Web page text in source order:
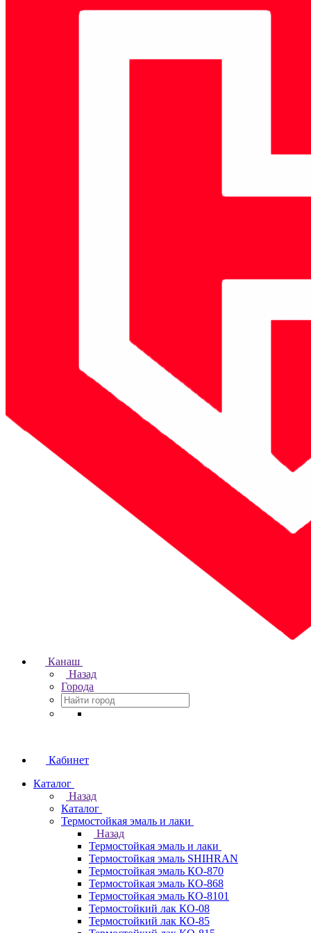
Канаш
Назад
Города
Кабинет
Каталог
Назад
Каталог
Термостойкая эмаль и лаки
Назад
Термостойкая эмаль и лаки
Термостойкая эмаль SHIHRAN
Термостойкая эмаль КО-870
Термостойкая эмаль КО-868
Термостойкая эмаль КО-8101
Термостойкий лак КО-08
Термостойкий лак КО-85